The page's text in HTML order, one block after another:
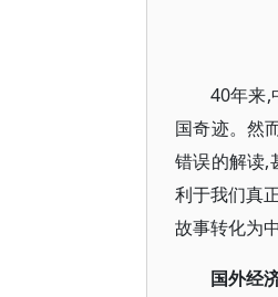
40年来,
国奇迹。然
错误的解读,
利于我们真
故事转化为
国外经